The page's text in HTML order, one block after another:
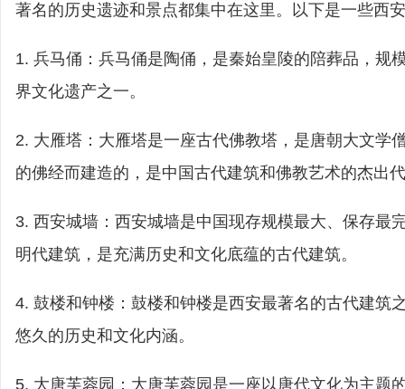
著名的历史遗迹和景点都集中在这里。以下是一些西
1. 兵马俑：兵马俑是陶俑，是秦始皇陵的陪葬品，规
界文化遗产之一。
2. 大雁塔：大雁塔是一座古代佛教塔，是唐朝大文学
的佛经而建造的，是中国古代建筑和佛教艺术的杰出
3. 西安城墙：西安城墙是中国现存规模最大、保存最
明代建筑，是充满历史和文化底蕴的古代建筑。
4. 鼓楼和钟楼：鼓楼和钟楼是西安最著名的古代建筑
悠久的历史和文化内涵。
5. 大唐芙蓉园：大唐芙蓉园是一座以唐代文化为主题